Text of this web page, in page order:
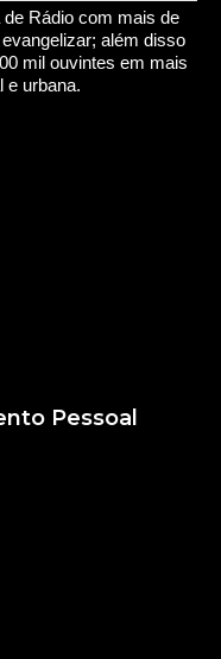
Rádio com mais de
além disso
mil ouvintes em mais
e urbana.
Pessoal